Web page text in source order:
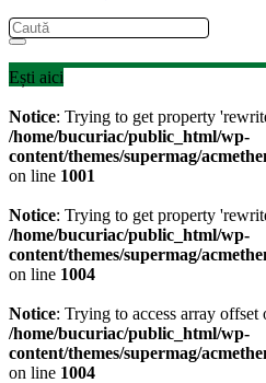
Ești aici
Notice: Trying to get property
/home/bucuriac/public_html/wp-
content/themes/supermag/
on line 1001
Notice: Trying to get property
/home/bucuriac/public_html/wp-
content/themes/supermag/
on line 1004
Notice: Trying to access array
/home/bucuriac/public_html/wp-
content/themes/supermag/
on line 1004